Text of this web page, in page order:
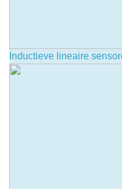
Inductieve lineaire